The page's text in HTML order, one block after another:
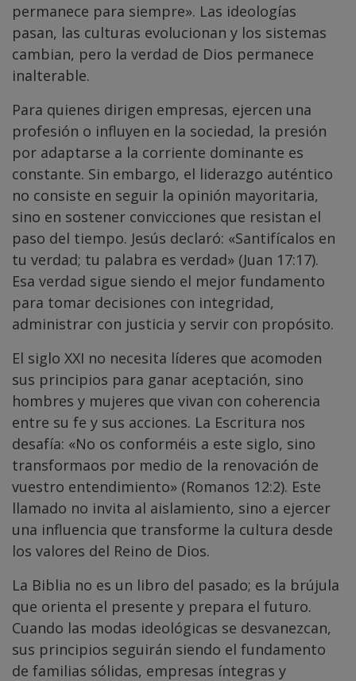
permanece para siempre». Las ideologías
pasan, las culturas evolucionan y los sistemas
cambian, pero la verdad de Dios permanece
inalterable.
Para quienes dirigen empresas, ejercen una
profesión o influyen en la sociedad, la presión
por adaptarse a la corriente dominante es
constante. Sin embargo, el liderazgo auténtico
no consiste en seguir la opinión mayoritaria,
sino en sostener convicciones que resistan el
paso del tiempo. Jesús declaró: «Santifícalos en
tu verdad; tu palabra es verdad» (Juan 17:17).
Esa verdad sigue siendo el mejor fundamento
para tomar decisiones con integridad,
administrar con justicia y servir con propósito.
El siglo XXI no necesita líderes que acomoden
sus principios para ganar aceptación, sino
hombres y mujeres que vivan con coherencia
entre su fe y sus acciones. La Escritura nos
desafía: «No os conforméis a este siglo, sino
transformaos por medio de la renovación de
vuestro entendimiento» (Romanos 12:2). Este
llamado no invita al aislamiento, sino a ejercer
una influencia que transforme la cultura desde
los valores del Reino de Dios.
La Biblia no es un libro del pasado; es la brújula
que orienta el presente y prepara el futuro.
Cuando las modas ideológicas se desvanezcan,
sus principios seguirán siendo el fundamento
de familias sólidas, empresas íntegras y